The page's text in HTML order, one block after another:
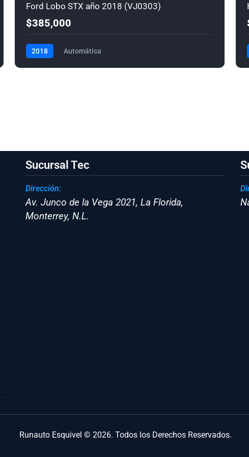
Ford Lobo STX año 2018 (VJ0303)
$385,000
2018 Automática
Sucursal Tec
Dirección:
Av. Junco de la Vega 2021, La Florida,
Monterrey, N.L.
Runauto Esquivel © 2026. Todos los Derechos Reservados.